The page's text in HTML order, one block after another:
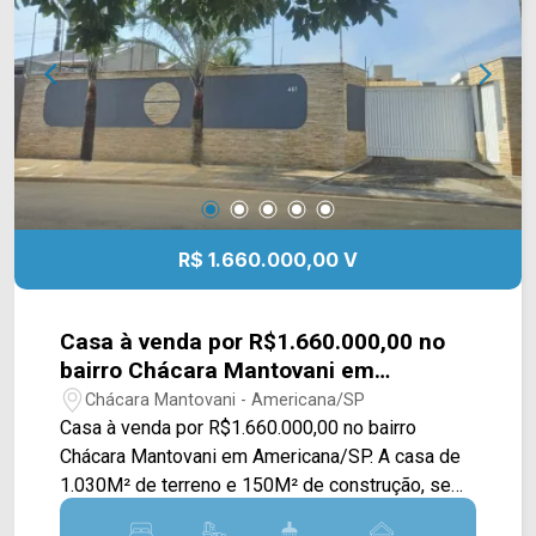
Bandeirantes. Entre em contato com a equipe da
Arbix Imóveis e agende a sua visita!! WhatsApp
e Telefone: (19) 3475-4546 ARBIX IMÓVEIS -
Presente em cada mudança!
R$ 1.660.000,00 V
Casa à venda por R$1.660.000,00 no
bairro Chácara Mantovani em
Americana/SP
Chácara Mantovani - Americana/SP
Casa à venda por R$1.660.000,00 no bairro
Chácara Mantovani em Americana/SP. A casa de
1.030M² de terreno e 150M² de construção, se
constitui em sala de estar e jantar integradas com